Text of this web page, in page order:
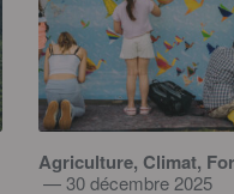
Agriculture, Climat,
— 30 décembre 2025